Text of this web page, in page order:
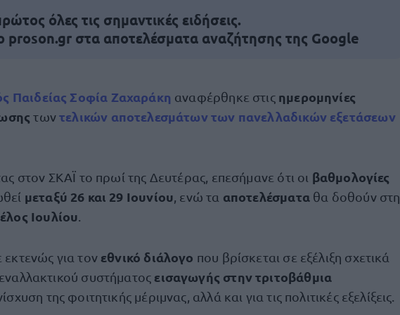
όλες τις σημαντικές ειδήσεις.
proson.gr στα αποτελέσματα αναζήτησης της Google
Παιδείας Σοφία Ζαχαράκη αναφέρθηκε στις ημερομηνίες
τωντελικών αποτελεσμάτωντων πανελλαδικών εξετάσεων
στον ΣΚΑΪ το πρωί της Δευτέρας, επεσήμανε ότι οι βαθμολογίες
μεταξύ 26 και 29 Ιουνίου , ενώ τα αποτελέσματα θα δοθούν στη
Ιουλίου
για τον εθνικό διάλογο που βρίσκεται σε εξέλιξη σχετικά
συστήματος εισαγωγής στην τριτοβάθμια
της φοιτητικής μέριμνας, αλλά και για τις πολιτικές εξελίξεις.